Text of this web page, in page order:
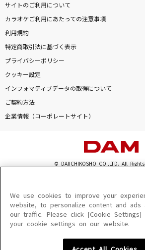
サイトのご利用について
カラオケご利用にあたっての注意事項
利用規約
特定商取引法に基づく表示
プライバシーポリシー
クッキー設定
インフォマティブデータの取得について
ご契約方法
企業情報（コーポレートサイト）
© DAIICHIKOSHO CO.,LTD. All Rights
このサイトに掲載されている一切の文章・画像・写真・
を問わず、著作権法の定める範囲を超えて無断で複製、
を禁じます。
楽曲及びコンテンツは、機種によりご利用いただけない
楽曲及びコンテンツの配信日、配信内容が変更になる場
We use cookies to improve your
website, to personalize content and ads
our traffic. Please click [Cookie Settings]
your cookie settings on our website.